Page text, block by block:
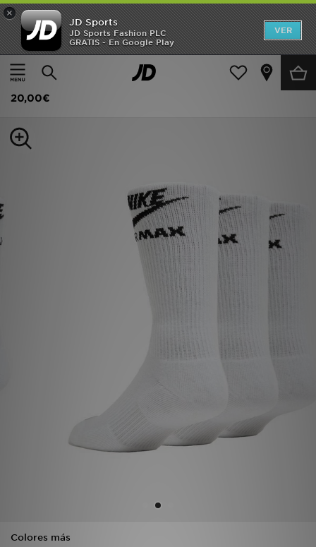
×
JD Sports
JD Sports Fashion PLC
GRATIS - En Google Play
VER
Página principal
Hombre Accesorios de hombre Calcetines
Nike Pack de 3 calcetines Air Max Crew
20,00€
Colores más
Hombre
Mujer
Estilo